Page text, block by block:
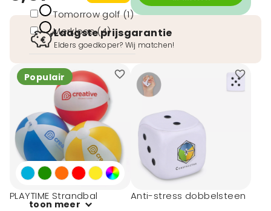
Tomorrow golf (1)
Merkloos (4)
Afmeting
# Geen maat
(17)
4,5x4,5x4,5 cm (1)
6x6x6 cm (1)
7x6,5x5,5 cm (1)
7x6,5x5.5 cm (1)
toon meer
Laagste prijsgarantie
Elders goedkoper? Wij matchen!
Populair
PLAYTIME Strandbal
Anti-stress dobbelsteen